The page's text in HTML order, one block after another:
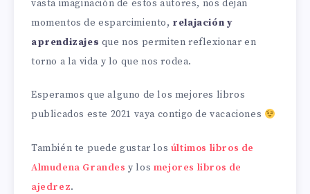
vasta imaginación de estos autores, nos dejan
momentos de esparcimiento, relajación y
aprendizajes que nos permiten reflexionar en
torno a la vida y lo que nos rodea.
Esperamos que alguno de los mejores libros
publicados este 2021 vaya contigo de vacaciones
También te puede gustar los últimos libros de
Almudena Grandes y los mejores libros de
ajedrez.